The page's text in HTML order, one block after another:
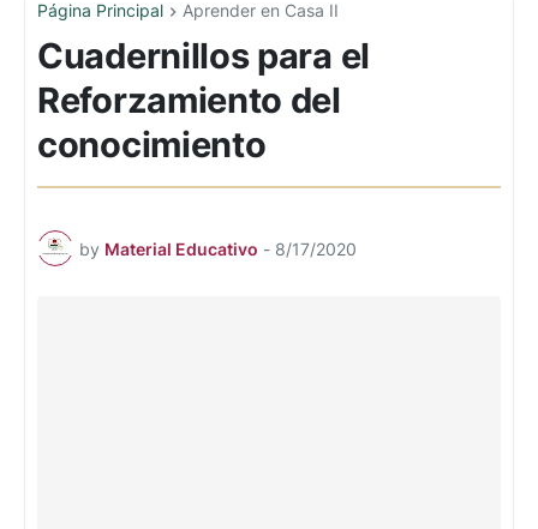
Página Principal Aprender en Casa II
Cuadernillos para el
Reforzamiento del
conocimiento
by Material Educativo - 8/17/2020